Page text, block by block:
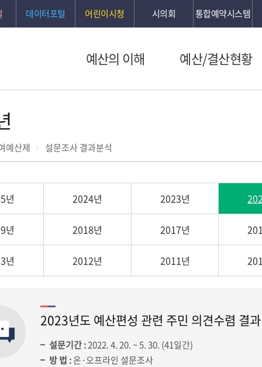
데이터포털 어린이시청 시의회 통합예약시스템
예산의 이해 예산/결산현황
예산제 설문조사 결과분석
년 2024년 2023년
년 2018년 2017년
년 2012년 2011년
2023년도 예산편성 관련 주민 의견수렴 결과
설문기간 :2022. 4. 20. ~ 5. 30. (41일간)
방 법 :온·오프라인 설문조사